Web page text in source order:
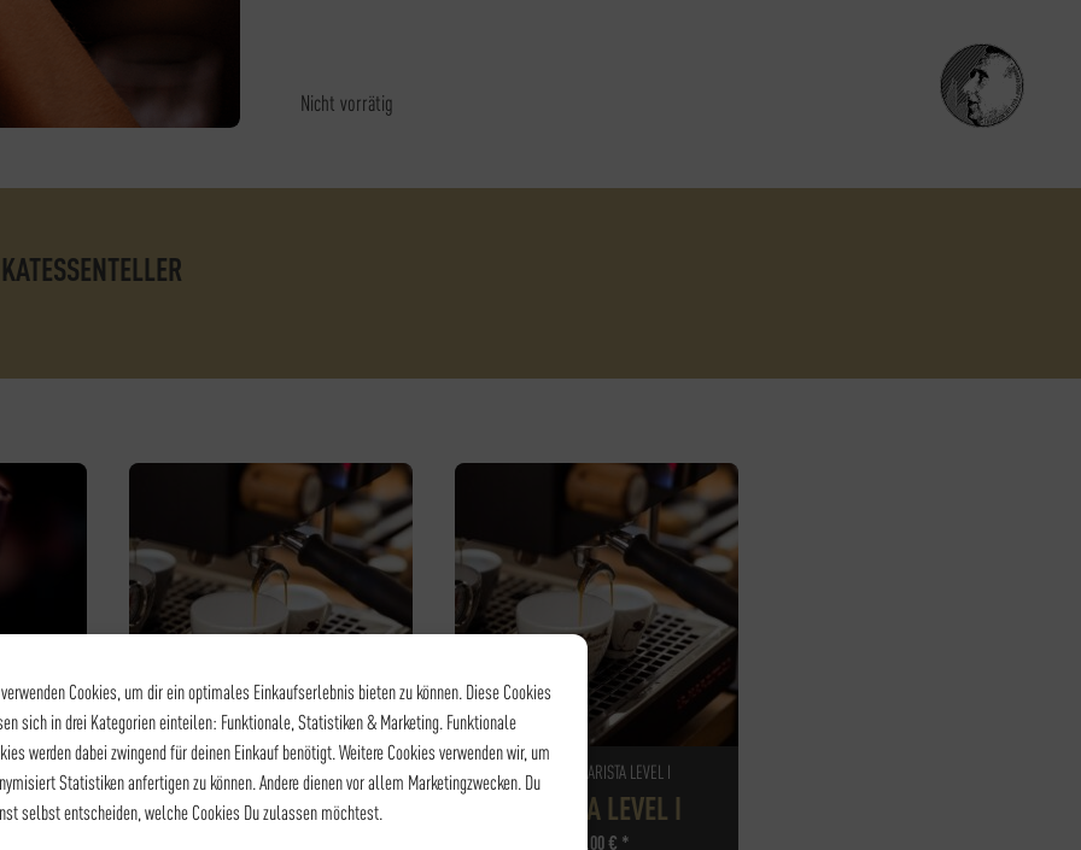
Cookies, um dir ein optimales Einkaufserlebnis bieten zu können. Diese Cookies
sich in drei Kategorien einteilen: Funktionale, Statistiken & Marketing. Funktionale
werden dabei zwingend für deinen Einkauf benötigt. Weitere Cookies verwenden wir, um
Statistiken anfertigen zu können. Andere dienen vor allem Marketingzwecken. Du
selbst entscheiden, welche Cookies Du zulassen möchtest.
Nicht vorrätig
–
KAFFEE - BARISTA LEVEL I
BARISTA LEVEL I
KAFFEE - BARISTA LEVEL I
BARISTA LEVEL I
105,00€ *